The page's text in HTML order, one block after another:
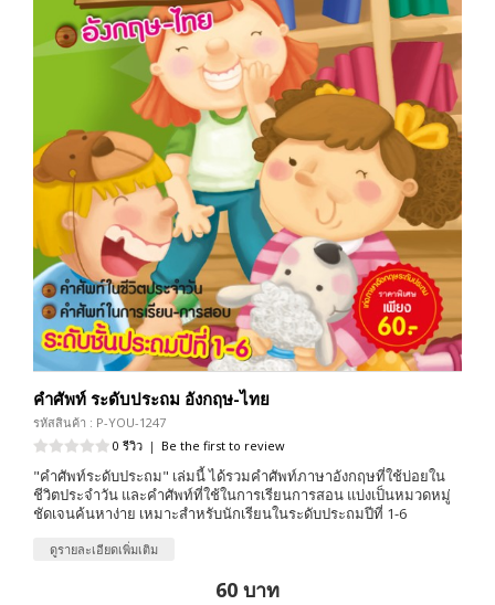
คำศัพท์ ระดับประถม อังกฤษ-ไทย
รหัสสินค้า : P-YOU-1247
0 รีวิว | Be the first to review
"คำศัพท์ระดับประถม" เล่มนี้ ได้รวมคำศัพท์ภาษาอังกฤษที่ใช้บ่อยใน
ชีวิตประจำวัน และคำศัพท์ที่ใช้ในการเรียนการสอน แบ่งเป็นหมวดหมู่
ชัดเจนค้นหาง่าย เหมาะสำหรับนักเรียนในระดับประถมปีที่ 1-6
ดูรายละเอียดเพิ่มเติม
60 บาท